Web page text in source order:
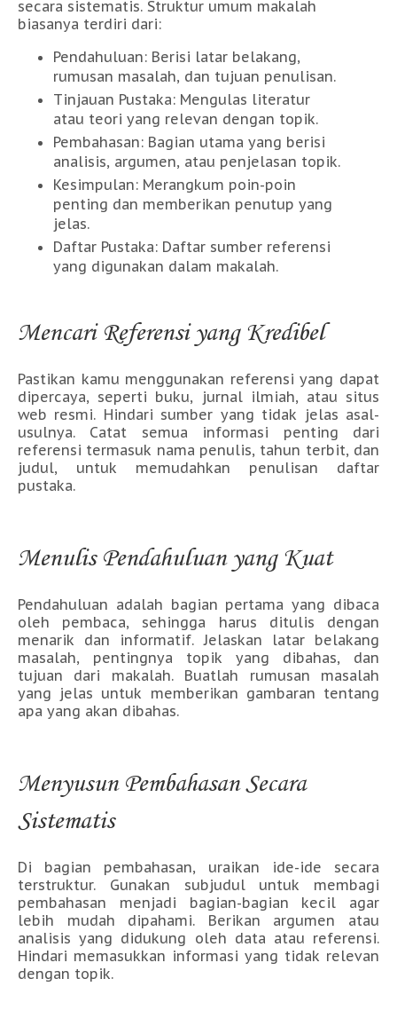
secara sistematis. Struktur umum makalah
biasanya terdiri dari:
Pendahuluan: Berisi latar belakang,
rumusan masalah, dan tujuan penulisan.
Tinjauan Pustaka: Mengulas literatur
atau teori yang relevan dengan topik.
Pembahasan: Bagian utama yang berisi
analisis, argumen, atau penjelasan topik.
Kesimpulan: Merangkum poin-poin
penting dan memberikan penutup yang
jelas.
Daftar Pustaka: Daftar sumber referensi
yang digunakan dalam makalah.
Mencari Referensi yang Kredibel
Pastikan kamu menggunakan referensi yang dapat
dipercaya, seperti buku, jurnal ilmiah, atau situs
web resmi. Hindari sumber yang tidak jelas asal-
usulnya. Catat semua informasi penting dari
referensi termasuk nama penulis, tahun terbit, dan
judul, untuk memudahkan penulisan daftar
pustaka.
Menulis Pendahuluan yang Kuat
Pendahuluan adalah bagian pertama yang dibaca
oleh pembaca, sehingga harus ditulis dengan
menarik dan informatif. Jelaskan latar belakang
masalah, pentingnya topik yang dibahas, dan
tujuan dari makalah. Buatlah rumusan masalah
yang jelas untuk memberikan gambaran tentang
apa yang akan dibahas.
Menyusun Pembahasan Secara
Sistematis
Di bagian pembahasan, uraikan ide-ide secara
terstruktur. Gunakan subjudul untuk membagi
pembahasan menjadi bagian-bagian kecil agar
lebih mudah dipahami. Berikan argumen atau
analisis yang didukung oleh data atau referensi.
Hindari memasukkan informasi yang tidak relevan
dengan topik.